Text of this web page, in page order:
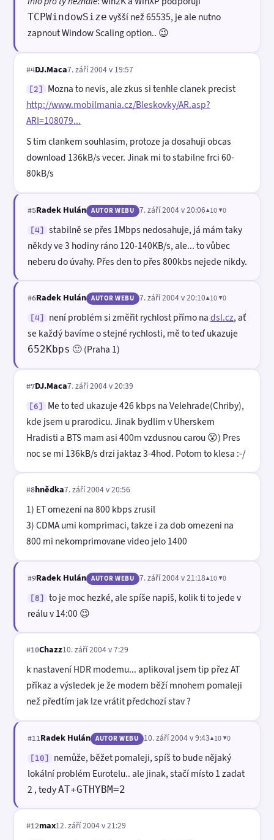
TCPWindowSize vyšší než 65535, je ale nutno
zapnout Window Scaling option.. 😉
#4DJ.Maca7. září 2004 v 19:57
[2]
Mozna to nevis, ale zkus si tenhle clanek precist
http://www.mobilmania.cz/Bleskovky/AR.asp?
ARI=108079...
S tim clankem souhlasim, protoze ja dosahuji obcas
download 136kB/s vecer. Jinak mi to stabilne frci 60-
80kB/s
#5Radek Hulán AUTOR WEBU 7. září 2004 v 20:06▲10 ▼0
[4]
stabilně se přes 1Mbps nedosahuje, já mám taky
někdy ve 3 hodiny ráno 120-140KB/s, ale... to vůbec
neberu do úvahy. Přes den to přes 800kbs nejede nikdy.
#6Radek Hulán AUTOR WEBU 7. září 2004 v 20:10▲10 ▼0
[4] není problém si změřit rychlost přímo nadsl.cz, ať
se každý bavíme o stejné rychlosti, mě to teď ukazuje
652Kbps 🙂 (Praha 1)
#7DJ.Maca7. září 2004 v 20:39
[6]
Me to ted ukazuje 426 kbps na Velehrade(Chriby),
kde jsem u prarodicu. Jinak bydlim v Uherskem
Hradisti a BTS mam asi 400m vzdusnou carou 😮) Pres
noc se mi 136kB/s drzi jaktaz 3-4hod. Potom to klesa :-/
#8hnědka7. září 2004 v 20:56
1) ET omezeni na 800 kbps zrusil
3) CDMA umi komprimaci, takze i za dob omezeni na
800 mi nekomprimovane video jelo 1400
#9Radek Hulán AUTOR WEBU 7. září 2004 v 21:18▲10 ▼0
[8]
to je moc hezké, ale spíše napiš, kolik ti to jede v
reálu v 14:00 😉
#10Chazz10. září 2004 v 7:29
k nastavení HDR modemu... aplikoval jsem tip přez AT
příkaz a výsledek je že modem běží mnohem pomaleji
než předtím jak lze vrátit předchozí stav ?
#11 Radek Hulán AUTOR WEBU 10. září 2004 v 9:43▲10 ▼0
[10]
nemůže, běžet pomaleji, spíš to bude nějaký
lokální problém Eurotelu.. ale jinak, stačí místo 1 zadat
2 , tedyAT+GTHYBM=2
#12max12. září 2004 v 21:29